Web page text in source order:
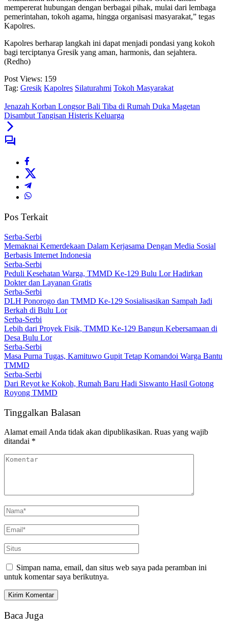
mempererat hubungan dengan berbagai pihak, mulai dari lembaga
pemerintahan, tokoh agama, hingga organisasi masyarakat,” tegas
Kapolres.
Kapolres berharap langkah ini dapat menjadi pondasi yang kokoh
bagi terciptanya Gresik yang aman, harmonis, dan sejahtera.
(Redho)
Post Views: 159
Tag: Gresik Kapolres Silaturahmi Tokoh Masyarakat
Jenazah Korban Longsor Bali Tiba di Rumah Duka Magetan
Disambut Tangisan Histeris Keluarga
Pos Terkait
Serba-Serbi
Memaknai Kemerdekaan Dalam Kerjasama Dengan Media Sosial
Berbasis Internet Indonesia
Serba-Serbi
Peduli Kesehatan Warga, TMMD Ke-129 Bulu Lor Hadirkan
Dokter dan Layanan Gratis
Serba-Serbi
DLH Ponorogo dan TMMD Ke-129 Sosialisasikan Sampah Jadi
Berkah di Bulu Lor
Serba-Serbi
Lebih dari Proyek Fisik, TMMD Ke-129 Bangun Kebersamaan di
Desa Bulu Lor
Serba-Serbi
Masa Purna Tugas, Kamituwo Gupit Tetap Komandoi Warga Bantu
TMMD
Serba-Serbi
Dari Reyot ke Kokoh, Rumah Baru Hadi Siswanto Hasil Gotong
Royong TMMD
Tinggalkan Balasan
Alamat email Anda tidak akan dipublikasikan. Ruas yang wajib
ditandai *
Simpan nama, email, dan situs web saya pada peramban ini
untuk komentar saya berikutnya.
Baca Juga